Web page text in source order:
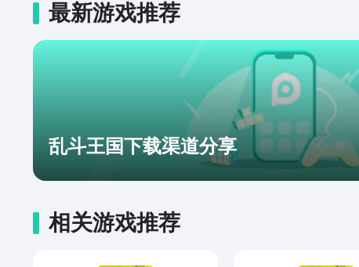
最新游戏推荐
乱斗王国下载渠道分享
相关游戏推荐